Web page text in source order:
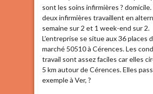
sont les soins infirmières ? domicile.
deux infirmières travaillent en
semaine sur 2 et 1 week-end sur 2.
L’entreprise se situe aux 36 places
marché 50510 à Cérences. Les
travail sont assez faciles car elles
5 km autour de Cérences. Elles
exemple à Ver, ?